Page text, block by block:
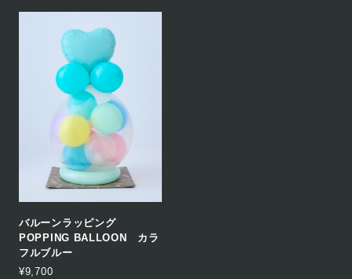
バルーンラッピング
POPPING BALLOON カラ
フルブルー
¥9,700